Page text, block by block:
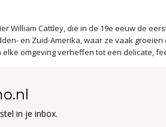
William Cattley, die in de 19e eeuw de
en Zuid-Amerika, waar ze vaak
omgeving verheffen tot een delicate,
in je inbox.